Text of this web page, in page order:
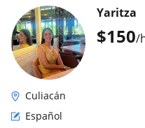
$150/
Yaritza
Culiacán
Español